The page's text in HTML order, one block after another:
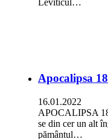
Leviticul…
Apocalipsa 18
16.01.2022
APOCALIPSA
se din cer un alt
pământul…